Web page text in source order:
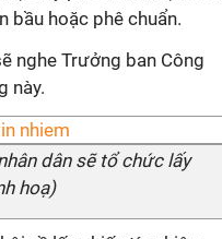
bầu hoặc phê chuẩn.
nghe Trưởng ban Công
này.
dân sẽ tổ chức lấy
hoạ)